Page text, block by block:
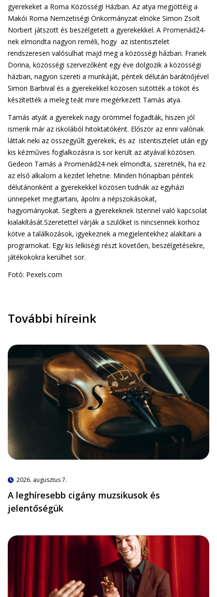
gyerekeket a Roma Közösségi Házban. Az atya megjöttéig a
Makói Roma Nemzetiségi Önkormányzat elnöke Simon Zsolt
Norbert játszott és beszélgetett a gyerekekkel. A Promenád24-
nek elmondta nagyon reméli, hogy az istentisztelet
rendszeresen valósulhat majd meg a közösségi házban. Franek
Dorina, közösségi szervezőként egy éve dolgozik a közösségi
házban, nagyon szereti a munkáját, péntek délután barátnőjével
Simon Barbival és a gyerekekkel közösen sütötték a tököt és
készítették a meleg teát mire megérkezett Tamás atya.
Tamás atyát a gyerekek nagy örömmel fogadták, hiszen jól
ismerik már az iskolából hitoktatóként. Először az enni valónak
láttak neki az összegyűlt gyerekek, és az istentisztelet után egy
kis kézműves foglalkozásra is sor került az atyával közösen.
Gedeon Tamás a Promenád24-nek elmondta, szeretnék, ha ez
az első alkalom a kezdet lehetne. Minden hónapban péntek
délutánonként a gyerekekkel közösen tudnák az egyházi
ünnepeket megtartani, ápolni a népszokásokat,
hagyományokat. Segíteni a gyerekeknek Istennel való kapcsolat
kialakítását.Szeretettel várják a szülőket is nincsennek korhoz
kötve a találkozások, igyekeznek a megjelentekhez alakítani a
programokat. Egy kis lelkiségi részt követően, beszélgetésekre,
játékokokra kerülhet sor.
Fotó: Pexels.com
További híreink
2026. augusztus 7.
A leghíresebb cigány muzsikusok és
jelentőségük